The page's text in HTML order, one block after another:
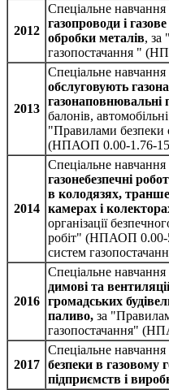
2012
Спеціальне навчання
газопроводи і
обробки металів, за
газопостачання "
2013
Спеціальне навчання
обслуговують
газонаповнювальні
балонів,
"Правилами безпеки
(НПАОП 0.00‑1.76-
2014
Спеціальне навчання
газонебезпечні
в колодязях,
камерах і
організації
робіт" (НПАОП 0.00-
систем
2016
Спеціальне навчання
димові та
громадських
паливо, за
газопостачання"
2017
Спеціальне навчання
безпеки в газовому
підприємств і